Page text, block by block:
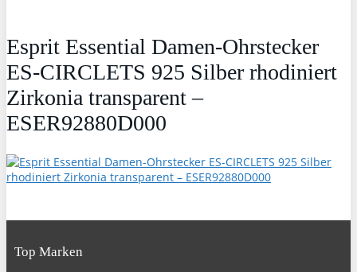
Esprit Essential Damen-Ohrstecker
ES-CIRCLETS 925 Silber rhodiniert
Zirkonia transparent –
ESER92880D000
Top Marken